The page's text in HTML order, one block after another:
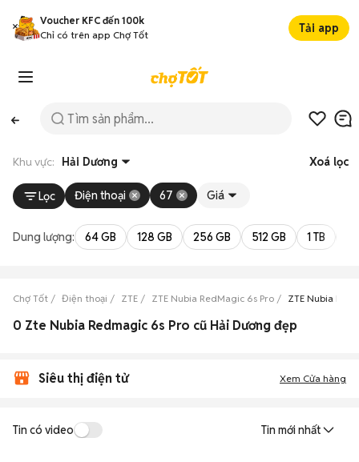
Voucher KFC đến 100k
Chỉ có trên app Chợ Tốt
Tải app
Khu vực: Hải Dương Xoá lọc
Lọc Điện thoại 67 Giá
Dung lượng: 64 GB 128 GB 256 GB 512 GB 1 TB
Chợ Tốt Điện thoại ZTE ZTE Nubia RedMagic 6s Pro ZTE Nubia
0 Zte Nubia Redmagic 6s Pro cũ Hải Dương đẹp
Siêu thị điện tử Xem Cửa hàng
Tin có video Tin mới nhất